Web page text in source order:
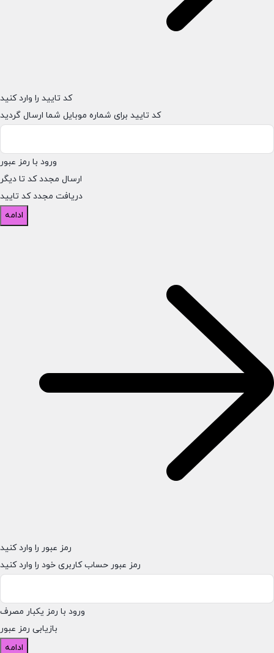
کد تایید را وارد کنید
کد تایید برای شماره موبایل شما ارسال گردید
ورود با رمز عبور
ارسال مجدد کد تا دیگر
دریافت مجدد کد تایید
ادامه
رمز عبور را وارد کنید
رمز عبور حساب کاربری خود را وارد کنید
ورود با رمز یکبار مصرف
بازیابی رمز عبور
ادامه